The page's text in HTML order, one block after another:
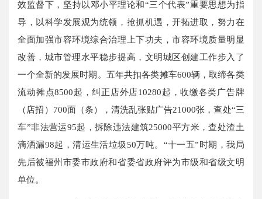
效监督下，坚持以邓小平理论和“三个代表”重要思想为指
导，以科学发展观为统领，抢抓机遇，开拓进取，努力在
全面加强市容环境综合治理上下功夫，市容环境质量明显
改善，城市管理水平稳步提高，文明城区创建工作步入了
一个全新的发展时期。五年共扣各类摊车600辆，取缔各类
流动摊点8500起，纠正店外店10280起，收缴各类广告牌
（店招）700面（条），清洗乱张贴广告21000张，查处“三
车”非法营运95起，拆除违法建筑25000平方米，查处渣土
滴洒漏98起，清运生活垃圾50万吨。“十一五”时期，我局
先后被福州市委市政府和省委省政府评为市级和省级文明
单位。